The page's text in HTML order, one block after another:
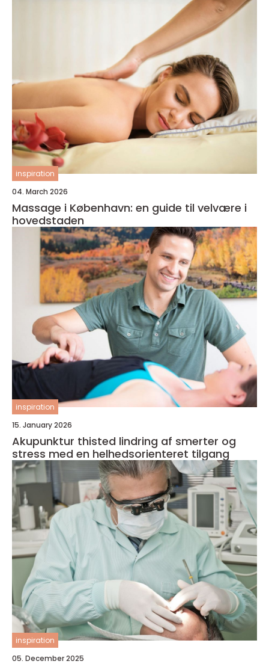
inspiration
04. March 2026
Massage i København: en guide til velvære i
hovedstaden
inspiration
15. January 2026
Akupunktur thisted lindring af smerter og
stress med en helhedsorienteret tilgang
inspiration
05. December 2025